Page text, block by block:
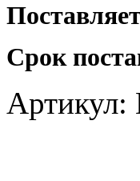
Срок
Артикул: